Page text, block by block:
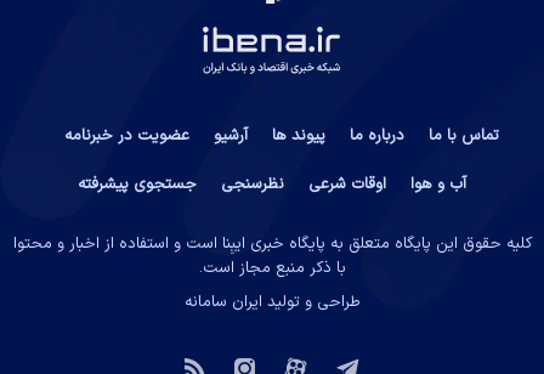
تماس با ما درباره ما پیوند ها آرشیو
عضویت در خبرنامه
آب و هوا
اوقات شرعی نظرسنجی جستجوی پیشرفته
کلیه حقوق این پایگاه متعلق به پایگاه خبری ایبِنا است و استفاده از اخبار و محتوا
با ذکر منبع مجاز است.
طراحی و تولید ایران سامانه